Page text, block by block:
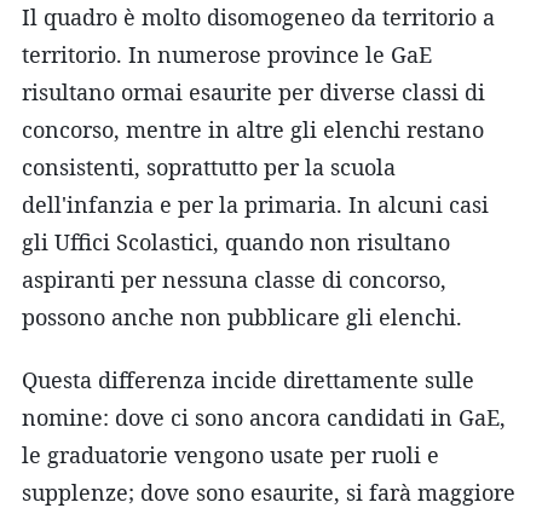
Il quadro è molto disomogeneo da territorio a
territorio. In numerose province le GaE
risultano ormai esaurite per diverse classi di
concorso, mentre in altre gli elenchi restano
consistenti, soprattutto per la scuola
dell'infanzia e per la primaria. In alcuni casi
gli Uffici Scolastici, quando non risultano
aspiranti per nessuna classe di concorso,
possono anche non pubblicare gli elenchi.
Questa differenza incide direttamente sulle
nomine: dove ci sono ancora candidati in GaE,
le graduatorie vengono usate per ruoli e
supplenze; dove sono esaurite, si farà maggiore